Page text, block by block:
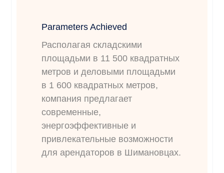
Parameters Achieved
Располагая складскими
площадьми в 11 500 квадратных
метров и деловыми площадьми
в 1 600 квадратных метров,
компания предлагает
современные,
энергоэффективные и
привлекательные возможности
для арендаторов в Шимановцах.